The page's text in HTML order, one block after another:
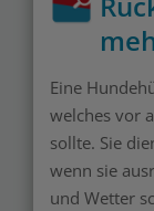
Eine
welches vor
sollte. Sie
wenn sie
und Wetter